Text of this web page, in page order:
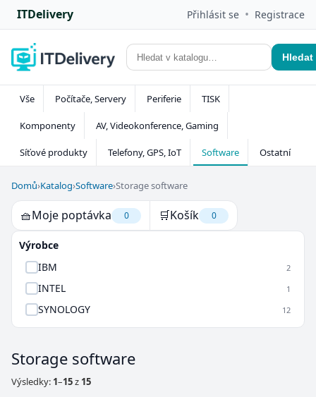
ITDelivery Přihlásit se • Registrace
Hledat
Vše Počítače, Servery Periferie TISK
Komponenty AV, Videokonference, Gaming
Síťové produkty Telefony, GPS, IoT Software Ostatní
Domů›Katalog›Software›Storage software
🧺Moje poptávka 0 🛒Košík 0
Výrobce
IBM
2
INTEL 1
SYNOLOGY 12
Storage software
Výsledky: 1–15z 15